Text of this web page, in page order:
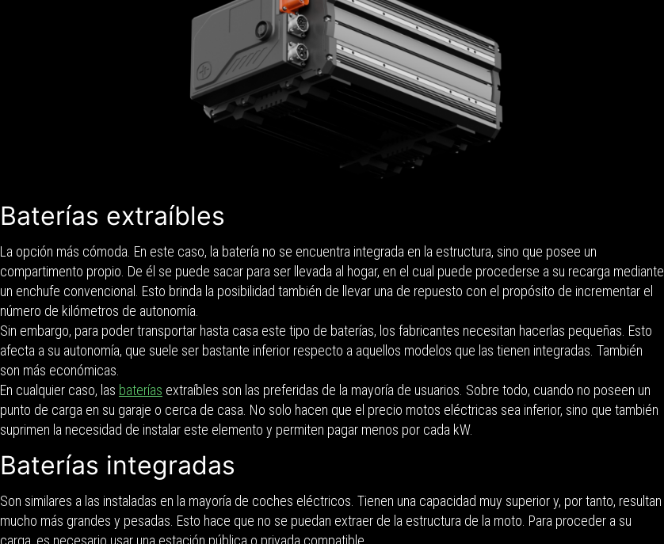
Baterías extraíbles
La opción más cómoda. En este caso, la batería no se encuentra integrada en la estructura, sino que posee un
compartimento propio. De él se puede sacar para ser llevada al hogar, en el cual puede procederse a su recarga mediante
un enchufe convencional. Esto brinda la posibilidad también de llevar una de repuesto con el propósito de incrementar el
número de kilómetros de autonomía.
Sin embargo, para poder transportar hasta casa este tipo de baterías, los fabricantes necesitan hacerlas pequeñas. Esto
afecta a su autonomía, que suele ser bastante inferior respecto a aquellos modelos que las tienen integradas. También
son más económicas.
En cualquier caso, las baterías extraíbles son las preferidas de la mayoría de usuarios. Sobre todo, cuando no poseen un
punto de carga en su garaje o cerca de casa. No solo hacen que el precio motos eléctricas sea inferior, sino que también
suprimen la necesidad de instalar este elemento y permiten pagar menos por cada kW.
Baterías integradas
Son similares a las instaladas en la mayoría de coches eléctricos. Tienen una capacidad muy superior y, por tanto, resultan
mucho más grandes y pesadas. Esto hace que no se puedan extraer de la estructura de la moto. Para proceder a su
carga, es necesario usar una estación pública o privada compatible.